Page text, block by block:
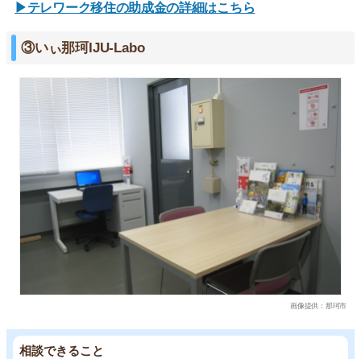
▶テレワーク移住の助成金の詳細はこちら
③いぃ那珂IJU-Labo
画像提供：那珂市
相談できること